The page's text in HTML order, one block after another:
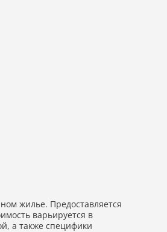
жилье. Предоставляется
варьируется в
а также специфики